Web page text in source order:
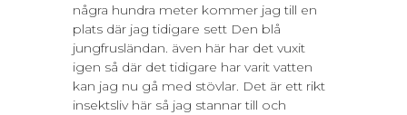
några hundra meter kommer jag till en
plats där jag tidigare sett Den blå
jungfrusländan. även här har det vuxit
igen så där det tidigare har varit vatten
kan jag nu gå med stövlar. Det är ett rikt
insektsliv här så jag stannar till och